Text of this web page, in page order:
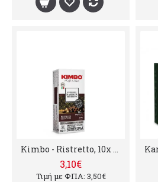
Kimbo - Ristretto, 10x nespresso συμβατές
3,10€
Τιμή με ΦΠΑ: 3,50€